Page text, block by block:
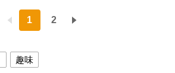
1 2
趣味